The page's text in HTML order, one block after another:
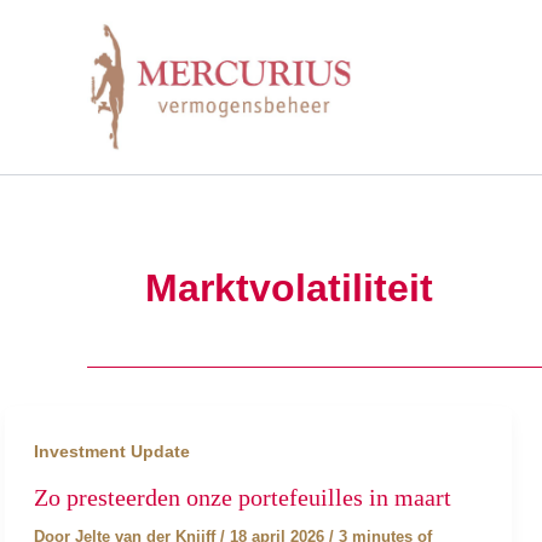
Marktvolatiliteit
Investment Update
Zo presteerden onze portefeuilles in maart
Door Jelte van der Knijff / 18 april 2026 / 3 minutes of